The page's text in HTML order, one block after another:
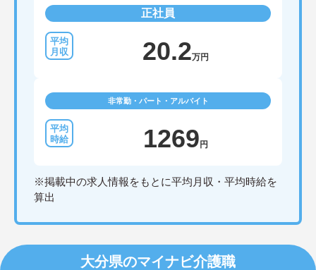
正社員
20.2万円
非常勤・パート・アルバイト
1269円
※掲載中の求人情報をもとに平均月収・平均時給を
算出
大分県のマイナビ介護職